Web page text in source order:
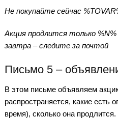
Не покупайте сейчас
Акция продлится только %
завтра – следите за почтой
Письмо 5 –
В этом письме объявляем
распространяется, какие есть
время), сколько она продлится.